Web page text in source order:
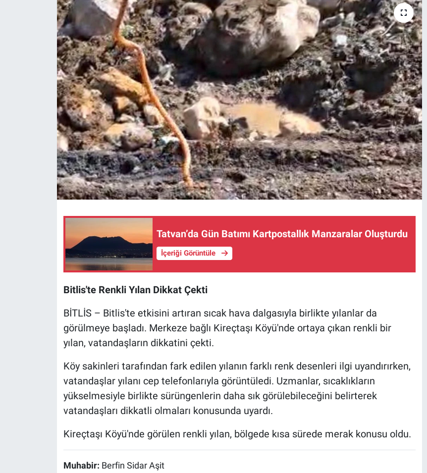
Tatvan’da Gün Batımı Kartpostallık Manzaralar Oluşturdu
İçeriği Görüntüle
Bitlis'te Renkli Yılan Dikkat Çekti
BİTLİS – Bitlis'te etkisini artıran sıcak hava dalgasıyla birlikte yılanlar da
görülmeye başladı. Merkeze bağlı Kireçtaşı Köyü'nde ortaya çıkan renkli bir
yılan, vatandaşların dikkatini çekti.
Köy sakinleri tarafından fark edilen yılanın farklı renk desenleri ilgi uyandırırken,
vatandaşlar yılanı cep telefonlarıyla görüntüledi. Uzmanlar, sıcaklıkların
yükselmesiyle birlikte sürüngenlerin daha sık görülebileceğini belirterek
vatandaşları dikkatli olmaları konusunda uyardı.
Kireçtaşı Köyü'nde görülen renkli yılan, bölgede kısa sürede merak konusu oldu.
Muhabir: Berfin Sidar Aşit
Gündem
Kültür-Sanat
Magazin
Politika
Resmi İlanlar